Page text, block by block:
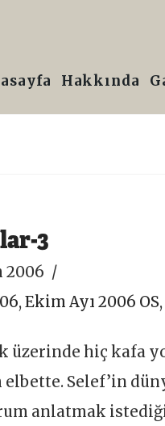
Hakkında
3
2006
,Ekim Ayı 2006 OS,
üzerinde hiç kafa
Selef’in
anlatmak